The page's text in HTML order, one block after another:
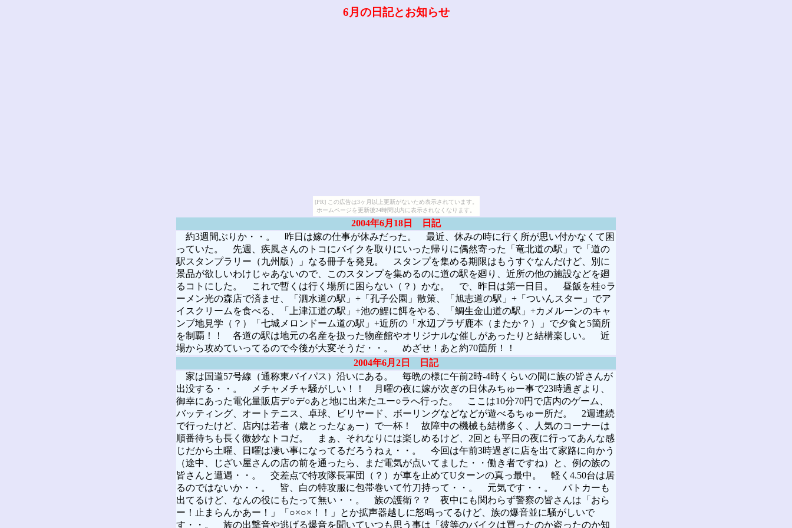
6月の日記とお知らせ
[PR] この広告は3ヶ月以上更新がないため表示されています。
ホームページを更新後24時間以内に表示されなくなります。
2004年6月18日 日記
約3週間ぶりか・・。 昨日は嫁の仕事が休みだった。 最近、休みの時に行く所が思い付かなくて困
っていた。 先週、疾風さんのトコにバイクを取りにいった帰りに偶然寄った「竜北道の駅」で「道の
駅スタンプラリー（九州版）」なる冊子を発見。 スタンプを集める期限はもうすぐなんだけど、別に
景品が欲しいわけじゃあないので、このスタンプを集めるのに道の駅を廻り、近所の他の施設などを廻
るコトにした。 これで暫くは行く場所に困らない（？）かな。 で、昨日は第一日目。 昼飯を桂○ラ
ーメン光の森店で済ませ、「泗水道の駅」+「孔子公園」散策、「旭志道の駅」+「ついんスター」でア
イスクリームを食べる、「上津江道の駅」+池の鯉に餌をやる、「鯛生金山道の駅」+カメルーンのキャ
ンプ地見学（？）「七城メロンドーム道の駅」+近所の「水辺プラザ鹿本（またか？）」で夕食と5箇所
を制覇！！ 各道の駅は地元の名産を扱った物産館やオリジナルな催しがあったりと結構楽しい。 近
場から攻めていってるので今後が大変そうだ・・。 めざせ！あと約70箇所！！
2004年6月2日 日記
家は国道57号線（通称東バイパス）沿いにある。 毎晩の様に午前2時-4時くらいの間に族の皆さんが
出没する・・。 メチャメチャ騒がしい！！ 月曜の夜に嫁が次ぎの日休みちゅー事で23時過ぎより、
御幸にあった電化量販店デ○デ○あと地に出来たユー○ラへ行った。 ここは10分70円で店内のゲーム、
バッティング、オートテニス、卓球、ビリヤード、ボーリングなどなどが遊べるちゅー所だ。 2週連続
で行ったけど、店内は若者（歳とったなぁー）で一杯！ 故障中の機械も結構多く、人気のコーナーは
順番待ちも長く微妙なトコだ。 まぁ、それなりには楽しめるけど、2回とも平日の夜に行ってあんな感
じだから土曜、日曜は凄い事になってるだろうねぇ・・。 今回は午前3時過ぎに店を出て家路に向かう
（途中、じざい屋さんの店の前を通ったら、まだ電気が点いてました・・働き者ですね）と、例の族の
皆さんと遭遇・・。 交差点で特攻隊長軍団（？）が車を止めてUターンの真っ最中。 軽く4.50台は居
るのではないか・・。 皆、白の特攻服に包帯巻いて竹刀持って・・。 元気です・・。 パトカーも
出てるけど、なんの役にもたって無い・・。 族の護衛？？ 夜中にも関わらず警察の皆さんは「おら
ー！止まらんかあー！」「○×○×！！」とか拡声器越しに怒鳴ってるけど、族の爆音並に騒がしいで
す・・。 族の出撃音や逃げる爆音を聞いていつも思う事は「彼等のバイクは買ったのか盗ったのか知